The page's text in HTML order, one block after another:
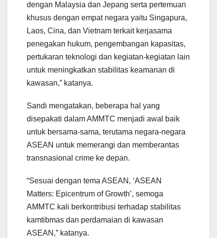
dengan Malaysia dan Jepang serta pertemuan
khusus dengan empat negara yaitu Singapura,
Laos, Cina, dan Vietnam terkait kerjasama
penegakan hukum, pengembangan kapasitas,
pertukaran teknologi dan kegiatan-kegiatan lain
untuk meningkatkan stabilitas keamanan di
kawasan,” katanya.
Sandi mengatakan, beberapa hal yang
disepakati dalam AMMTC menjadi awal baik
untuk bersama-sama, terutama negara-negara
ASEAN untuk memerangi dan memberantas
transnasional crime ke depan.
“Sesuai dengan tema ASEAN, ‘ASEAN
Matters: Epicentrum of Growth’, semoga
AMMTC kali berkontribusi terhadap stabilitas
kamtibmas dan perdamaian di kawasan
ASEAN,” katanya.